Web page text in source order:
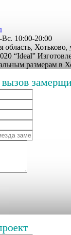
10:00-20:00
область,
“Ideal”
размерам в